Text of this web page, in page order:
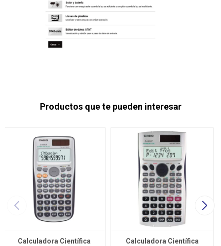
Productos que te pueden interesar
Calculadora Científica
Calculadora Científica